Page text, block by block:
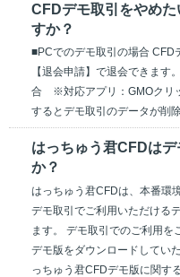
CFDデモ取引をやめ
すか？
■PCでのデモ取引の場合 CFD
【退会申請】で退会できます
合 ※対応アプリ：GMOクリ
するとデモ取引のデータが削
はっちゅう君CFDは
か？
はっちゅう君CFDは、本番環
デモ取引でご利用いただける
ます。 デモ取引でのご利用を
デモ版をダウンロードしてい
っちゅう君CFDデモ版に関す